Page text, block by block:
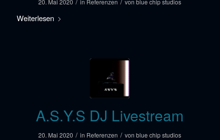
20. Mai 2020 in Referenzen vonblue chip studios
Weiterlesen
A.S.Y.S DJ Livestream
20. Mai 2020 / in Referenzen / vonblue chip studios